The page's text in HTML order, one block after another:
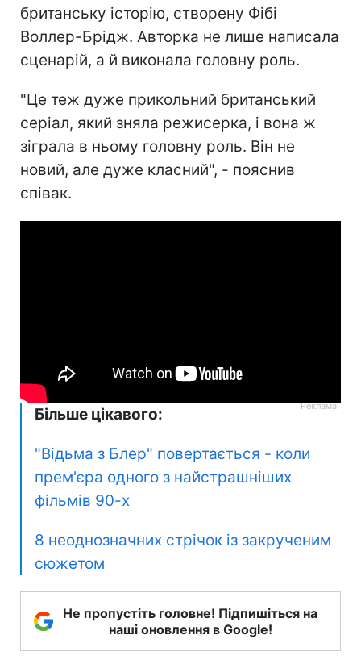
британську історію, створену Фібі
Воллер-Брідж. Авторка не лише написала
сценарій, а й виконала головну роль.
"Це теж дуже прикольний британський
серіал, який зняла режисерка, і вона ж
зіграла в ньому головну роль. Він не
новий, але дуже класний", - пояснив
співак.
Більше цікавого:
"Відьма з Блер" повертається - коли
прем'єра одного з найстрашніших
фільмів 90-х
8 неоднозначних стрічок із закрученим
сюжетом
Не пропустіть головне! Підпишіться на
наші оновлення в Google!